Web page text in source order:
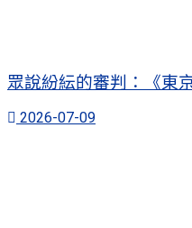
眾說紛紜的審判：《東
2026-07-09